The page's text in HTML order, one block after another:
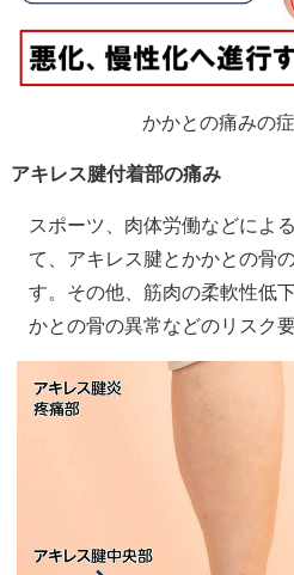
かかとの痛みの
アキレス腱付着部の痛み
スポーツ、肉体労働などによ
て、アキレス腱とかかとの骨
す。その他、筋肉の柔軟性低
かとの骨の異常などのリスク